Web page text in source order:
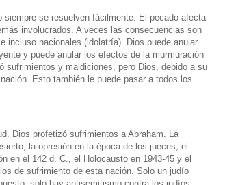
se resuelven fácilmente. El pecado afecta
involucrados. A veces las consecuencias son
incluso nacionales (idolatría). Dios puede anular
y puede anular los efectos de la murmuración
sufrimientos y maldiciones, pero Dios, debido a su
Esto también le puede pasar a todos los
Dios profetizó sufrimientos a Abraham. La
la opresión en la época de los jueces, el
en el 142 d. C., el Holocausto en 1943-45 y el
de sufrimiento de esta nación. Solo un judío